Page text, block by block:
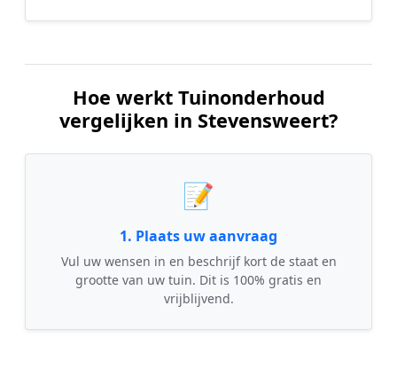
Hoe werkt Tuinonderhoud
vergelijken in Stevensweert?
📝
1. Plaats uw aanvraag
Vul uw wensen in en beschrijf kort de staat en
grootte van uw tuin. Dit is 100% gratis en
vrijblijvend.